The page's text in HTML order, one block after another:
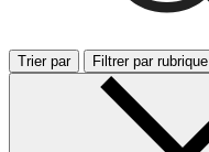
Trier par Filtrer par rubrique